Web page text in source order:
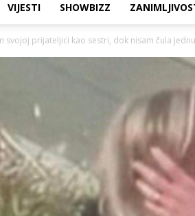
VIJESTI SHOWBIZZ
svojoj prijateljici kao sestri, dok nisam čula